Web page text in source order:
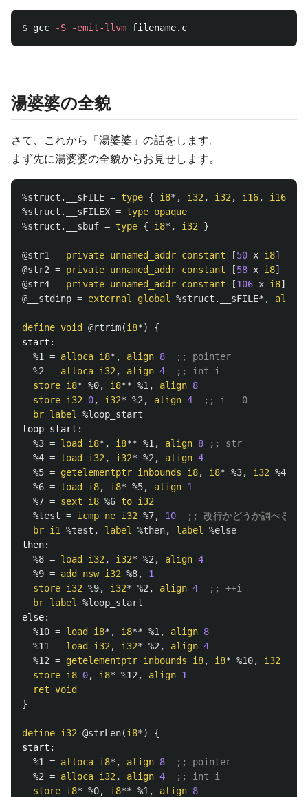
$ gcc -S -emit-llvm
湯婆婆の全貌
さて、これから「湯婆婆」の話をします。
まず先に湯婆婆の全貌からお見せします。
%struct.__sFILE = type { i8*, i32 , i32 , i16, i16
%struct.__sFILEX = type opaque
%struct.__sbuf = type { i8*, i32 }
@str1 = private unnamed_addr constant [50 x i8]
@str2 = private unnamed_addr constant [58 x i8]
@str4 = private unnamed_addr constant [106 x i8]
@__stdinp = external global %struct.__sFILE*, align
define void @rtrim(i8*)
{
start:
%1
= alloca i8*, align 8
;; pointer
%2 = alloca i32 , align 4
;; int i
store i8* %0, i8** %1 , align 8
store i32 0, i32* %2 , align 4
;; i = 0
br label
%loop_start
loop_start:
%3 = load i8*, i8** %1 , align 8
;; str
%4 = load i32 , i32* %2 , align 4
%5 = getelementptr inbounds i8, i8* %3, i32 %4
%6 = load i8, i8* %5, align 1
%7 = sext i8 %6 to i32
%test = icmp ne i32 %7, 10
;; 改行かどうか調べる
br i1 %test , label %then, label
%else
then:
%8 = load i32 , i32* %2 , align 4
%9 = add nsw i32 %8,
1
store i32 %9, i32* %2 , align 4
;; ++i
br label
%loop_start
else:
%10 = load i8*, i8** %1 , align 8
%11
= load i32 , i32* %2 , align 4
%12 = getelementptr inbounds i8, i8* %10, i32
store i8 0, i8* %12 , align 1
ret void
}
define i32 @strLen(i8*)
{
start:
%1
= alloca i8*, align 8
;; pointer
%2 = alloca i32 , align 4
;; int i
store i8* %0, i8** %1 , align 8